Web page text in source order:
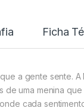
Ficha
a gente sente.
de uma menina
cada